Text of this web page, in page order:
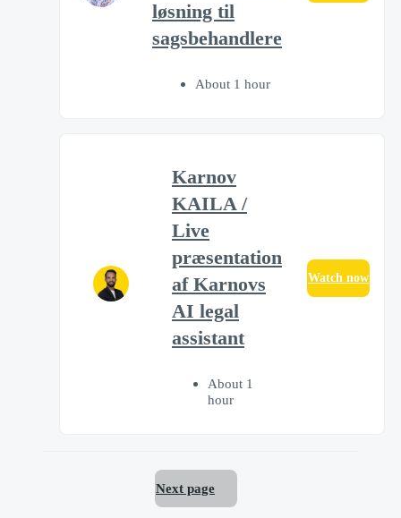
løsning til
sagsbehandlere
About 1 hour
Karnov
KAILA /
Live
præsentation
af Karnovs
AI legal
assistant
About 1
hour
Watch now
Next page